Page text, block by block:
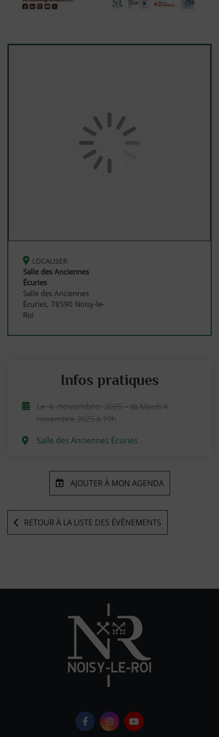
LOCALISER
Salle des Anciennes
Écuries
Salle des Anciennes
Écuries, 78590 Noisy-le-
Roi
Infos pratiques
Le4novembre2025- 📅 Mardi 4
novembre 2025 à 19h
Salle des Anciennes Écuries
AJOUTER À MON AGENDA
RETOUR À LA LISTE DES ÉVÉNEMENTS
Logo Facebook
Logo Instagram
Logo Youtube